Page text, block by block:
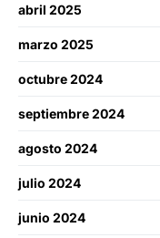
abril 2025
marzo 2025
octubre 2024
septiembre 2024
agosto 2024
julio 2024
junio 2024